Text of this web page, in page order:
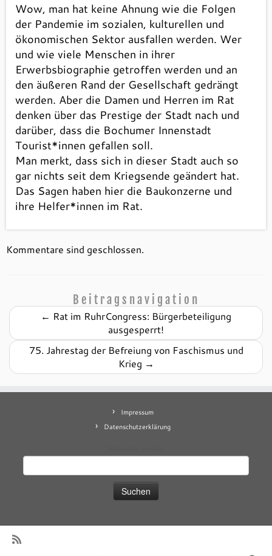
Wow, man hat keine Ahnung wie die Folgen
der Pandemie im sozialen, kulturellen und
ökonomischen Sektor ausfallen werden. Wer
und wie viele Menschen in ihrer
Erwerbsbiographie getroffen werden und an
den äußeren Rand der Gesellschaft gedrängt
werden. Aber die Damen und Herren im Rat
denken über das Prestige der Stadt nach und
darüber, dass die Bochumer Innenstadt
Tourist*innen gefallen soll.
Man merkt, dass sich in dieser Stadt auch so
gar nichts seit dem Kriegsende geändert hat.
Das Sagen haben hier die Baukonzerne und
ihre Helfer*innen im Rat.
Kommentare sind geschlossen.
Beitragsnavigation
← Rat im RuhrCongress: Bürgerbeteiligung
ausgesperrt!
75. Jahrestag der Befreiung von Faschismus und
Krieg →
Impressum
Datenschutzerklärung